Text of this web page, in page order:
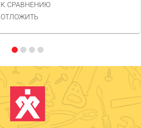
К СРАВНЕНИЮ
ОТЛОЖИТЬ